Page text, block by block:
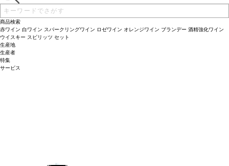
ワインの特質を持った組成へと変わる。ブリオッシュとローストアーモンドの調和
したほのかな含みを持つ香りは、かすかなにがみと塩気のあるミネラル感によって
生き生きとする。余韻の長い、官能的な後味を示す。合う料理キノコとブレス産
鶏肉、ビゴールの黒子豚の蒸し煮、ドライフルーツのタジンなどの美食料理
種ピノ・ノワール60%、シャドネ40%
花の香りが立ち上り、蜂蜜のような、パイナップルのフルーティな含みへと広が
る。強いジンジャーブレッドとオレンジの皮の含みが強調される。ストレートでし
なやかな風味、洗練された、滑らかなテクスチャーは徐々にピュアでフレッシュな
ワインの特質を持った組成へと変わる。ブリオッシュとローストアーモンドの調和
したほのかな含みを持つ香りは、かすかなにがみと塩気のあるミネラル感によって
生き生きとする。余韻の長い、官能的な後味を示す。
鶏肉、ビゴールの黒子豚の蒸し煮、ドライフルーツのタジンなどの美食料理
商品検索
赤ワイン 白ワイン スパークリングワイン ロゼワイン オレンジワイン ブランデー 酒精強化ワイン
ウイスキー スピリッツ セット
生産地
生産者
特集
サービス